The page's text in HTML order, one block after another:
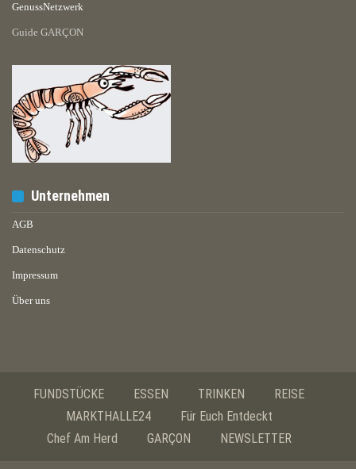
GenussNetzwerk
Guide GARÇON
Unternehmen
AGB
Datenschutz
Impressum
Über uns
FUNDSTÜCKE ESSEN TRINKEN
REISE
MARKTHALLE24
Für Euch Entdeckt
Chef Am Herd
GARÇON NEWSLETTER